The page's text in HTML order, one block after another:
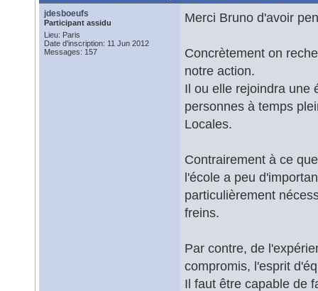
jdesboeufs
Participant assidu
Lieu: Paris
Date d'inscription: 11 Jun 2012
Messages: 157
Merci Bruno d'avoir
Concrètement on
notre action.
Il ou elle rejoindra une
personnes à temps
Locales.
Contrairement à ce
l'école a peu
particulièrement
freins.
Par contre, de
compromis, l'esprit
Il faut être capable de